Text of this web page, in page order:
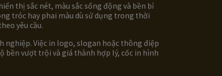
thị sắc nét, màu sắc sống động và bền bỉ
tróc hay phai màu dù sử dụng trong thời
yêu cầu.
nghiệp. Việc in logo, slogan hoặc thông điệp
bền vượt trội và giá thành hợp lý, cốc in hình